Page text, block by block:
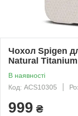
Чохол Spigen
Natural
В наявності
Код: ACS10305
999 ₴